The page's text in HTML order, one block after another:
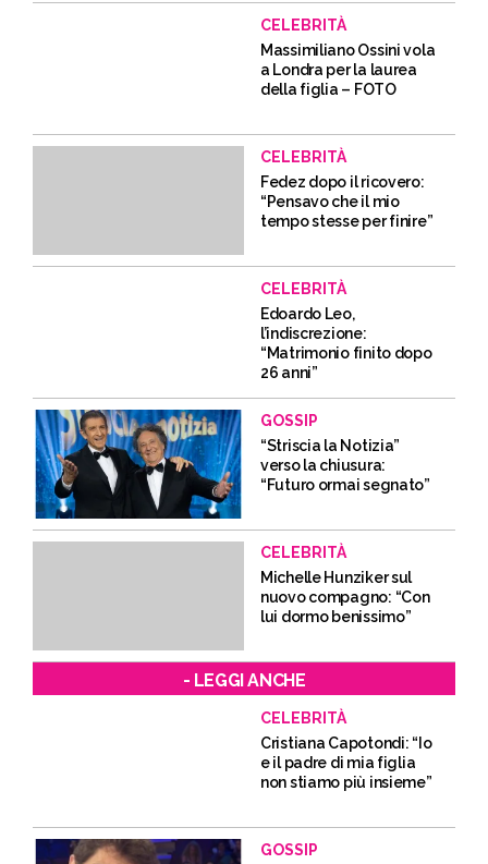
CELEBRITÀ
Massimiliano Ossini vola
a Londra per la laurea
della figlia – FOTO
CELEBRITÀ
Fedez dopo il ricovero:
“Pensavo che il mio
tempo stesse per finire”
CELEBRITÀ
Edoardo Leo,
l’indiscrezione:
“Matrimonio finito dopo
26 anni”
GOSSIP
“Striscia la Notizia”
verso la chiusura:
“Futuro ormai segnato”
CELEBRITÀ
Michelle Hunziker sul
nuovo compagno: “Con
lui dormo benissimo”
- LEGGI ANCHE
CELEBRITÀ
Cristiana Capotondi: “Io
e il padre di mia figlia
non stiamo più insieme”
GOSSIP